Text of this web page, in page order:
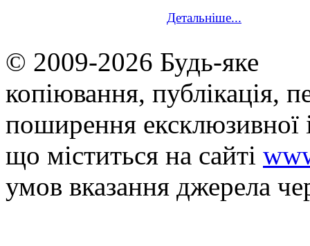
Детальніше...
© 2009-2026 Будь-яке
копiювання, публiкацiя,
поширення
що мiститься на сайті
умов вказання джерела